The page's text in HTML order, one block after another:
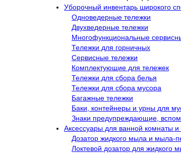
Уборочный инвентарь широкого
Одноведерные тележки
Двухведерные тележки
Многофункциональные
Тележки для горничных
Сервисные тележки
Комплектующие для тележек
Тележки для сбора белья
Тележки для сбора мусора
Багажные тележки
Баки, контейнеры и урны для
Знаки предупреждающие,
Аксессуары для ванной комнаты и
Дозатор жидкого мыла и мыла-
Локтевой дозатор для жидкого